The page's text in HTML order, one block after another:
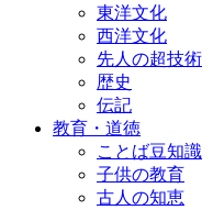
東洋文化
西洋文化
先人の超技術
歴史
伝記
教育・道徳
ことば豆知識
子供の教育
古人の知恵